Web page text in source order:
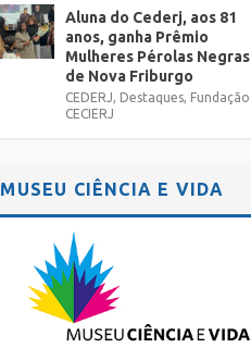
Aluna do Cederj, aos 81
anos, ganha Prêmio
Mulheres Pérolas Negras
de Nova Friburgo
CEDERJ, Destaques, Fundação
CECIERJ
MUSEU CIÊNCIA E VIDA